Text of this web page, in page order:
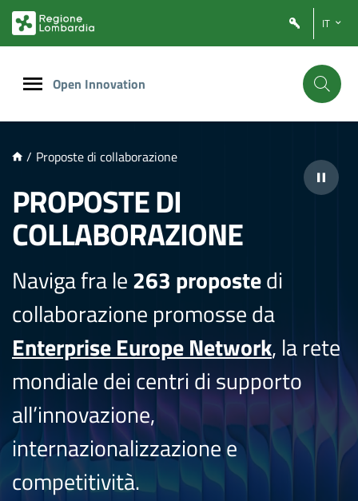
PRINCIPALE
IT
Open Innovation
/ Proposte di collaborazione
PROPOSTE DI
COLLABORAZIONE
Naviga fra le263 propostedi
collaborazione promosse da
Enterprise Europe Network, la rete
mondiale dei centri di supporto
all’innovazione,
internazionalizzazione e
competitività.